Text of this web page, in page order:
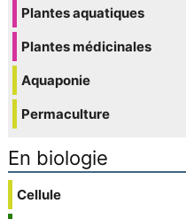
Plantes aquatiques
Plantes médicinales
Aquaponie
Permaculture
En biologie
Cellule